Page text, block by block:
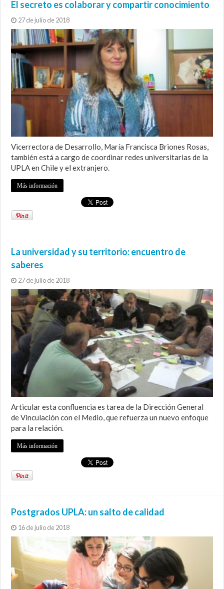
El secreto es colaborar y compartir conocimiento
27 de julio de 2018
Vicerrectora de Desarrollo, María Francisca Briones Rosas,
también está a cargo de coordinar redes universitarias de la
UPLA en Chile y el extranjero.
Más información
La universidad y su territorio: encuentro de
saberes
27 de julio de 2018
Articular esta confluencia es tarea de la Dirección General
de Vinculación con el Medio, que refuerza un nuevo enfoque
para la relación.
Más información
Postgrados UPLA: un salto de calidad
16 de julio de 2018